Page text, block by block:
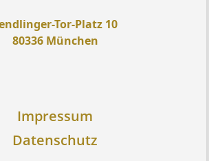
Tor-Platz 10
80336 München
Impressum
Datenschutz